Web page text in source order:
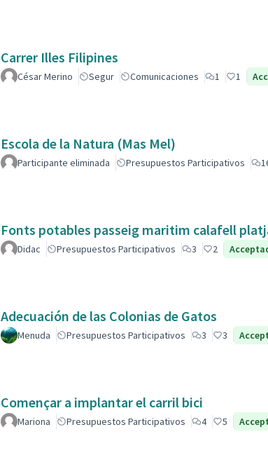
Carrer Illes Filipines
César Merino Segur Comunicaciones 1 1
Escola de la Natura (Mas Mel)
Participante eliminada Presupuestos Participativos
Fonts potables passeig maritim calafell
Didac Presupuestos Participativos 3 2
Adecuación de las Colonias de Gatos
Menuda Presupuestos Participativos 3 3
Començar a implantar el carril bici
Mariona Presupuestos Participativos 4 5